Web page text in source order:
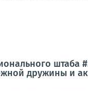
дружины и